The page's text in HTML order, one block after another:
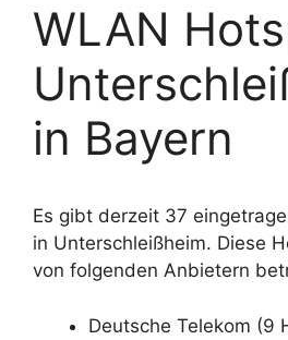
WLAN
in Bayern
Es gibt derzeit 37
in Unterschleißheim. Diese
von folgenden Anbietern
Deutsche Telekom (9